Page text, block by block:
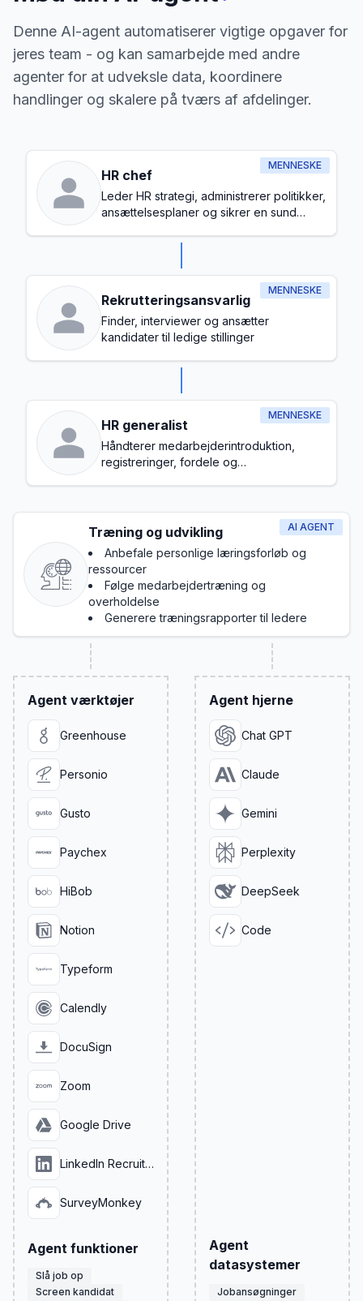
Denne AI-agent automatiserer vigtige opgaver for
jeres team - og kan samarbejde med andre
agenter for at udveksle data, koordinere
handlinger og skalere på tværs af afdelinger.
MENNESKE
HR chef
Leder HR strategi, administrerer politikker,
ansættelsesplaner og sikrer en sund
MENNESKE
Rekrutteringsansvarlig
Finder, interviewer og ansætter
kandidater til ledige stillinger
MENNESKE
HR generalist
Håndterer medarbejderintroduktion,
registreringer, fordele og
AI AGENT
Træning og udvikling
Anbefale personlige læringsforløb og
ressourcer
Følge medarbejdertræning og
overholdelse
Generere træningsrapporter til ledere
Agent værktøjer
Greenhouse
Personio
Gusto
Paychex
HiBob
Notion
Typeform
Calendly
DocuSign
Zoom
Google Drive
LinkedIn Recruiter
SurveyMonkey
Agent funktioner
Slå job op
Screen kandidat
Agent hjerne
Chat GPT
Claude
Gemini
Perplexity
DeepSeek
Code
Agent
datasystemer
Jobansøgninger